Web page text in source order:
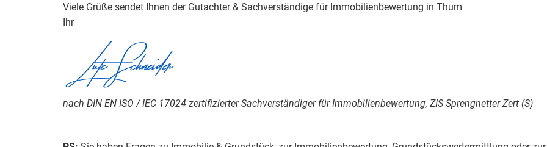
Viele Grüße sendet Ihnen der Gutachter & Sachverständige für Immobilienbewertung in Thum
Ihr
Lutz Schneider
nach DIN EN ISO / IEC 17024 zertifizierter Sachverständiger für Immobilienbewertung, ZIS Sprengnetter Zert (S)